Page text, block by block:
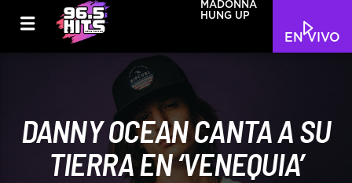
EN VIVO
MADONNA
HUNG UP
DANNY OCEAN CANTA A SU
TIERRA EN ‘VENEQUIA’